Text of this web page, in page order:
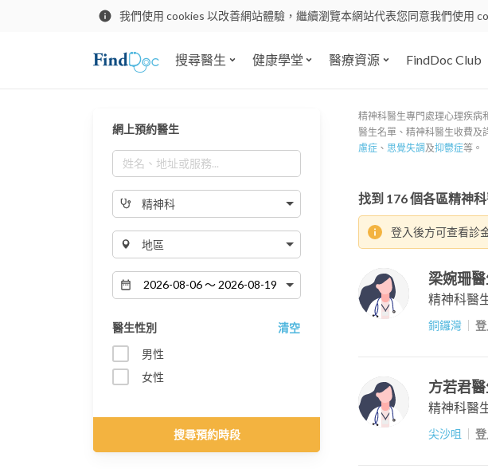
我們使用 cookies 以改善網站體驗，繼續瀏覽本網站代表您同意我們使用
搜尋醫生 健康學堂 醫療資源 FindDoc Club
網上預約醫生
精神科
地區
醫生性別
清空
男性
女性
搜尋預約時段
精神科醫生專門處理心理疾病
醫生名單、精神科醫生收費及
慮症 、 思覺失調 及抑鬱症等。
找到 176個各區精神
登入後方可查看診
梁婉珊
精神科醫
銅鑼灣
方若君
精神科醫
尖沙咀